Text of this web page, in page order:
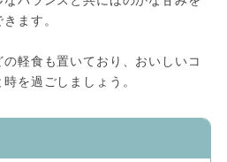
ます。
軽食も置いており、おいしいコ
を過ごしましょう。